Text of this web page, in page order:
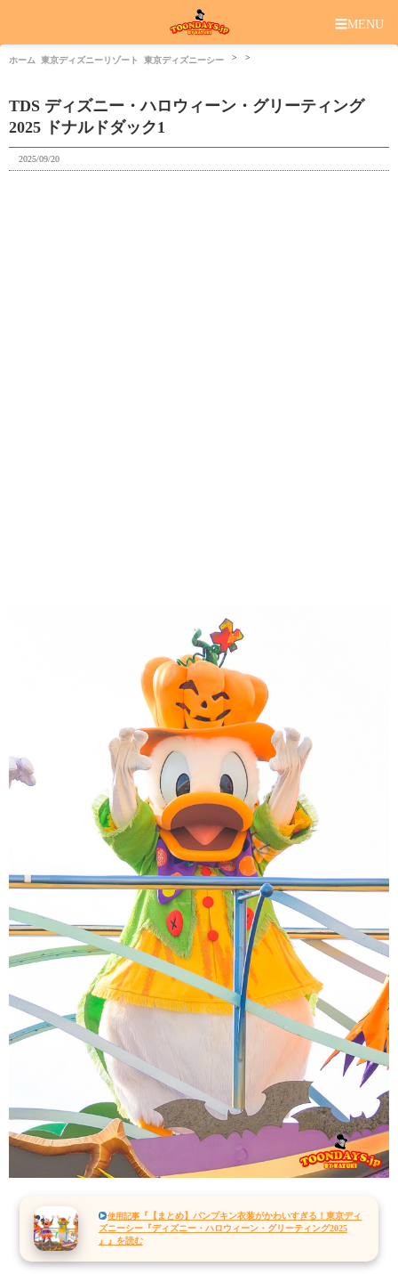
☰MENU
ホーム 東京ディズニーリゾート 東京ディズニーシー
TDS ディズニー・ハロウィーン・グリーティング
2025 ドナルドダック1
2025/09/20
使用記事 『【まとめ】パンプキン衣装がかわいすぎる！東京ディ
ズニーシー『ディズニー・ハロウィーン・グリーティング2025
』』を読む